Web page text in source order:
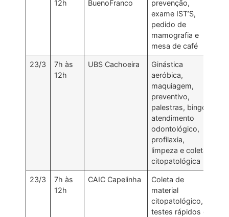
12h
BuenoFranco
prevenção,
exame IST’S,
pedido de
mamografia e
mesa de café
23/3
7h às
12h
UBS Cachoeira
Ginástica
aeróbica,
maquiagem,
preventivo,
palestras, bingo,
atendimento
odontológico,
profilaxia,
limpeza e coleta
citopatológica
23/3
7h às
12h
CAIC Capelinha
Coleta de
material
citopatológico,
testes rápidos de